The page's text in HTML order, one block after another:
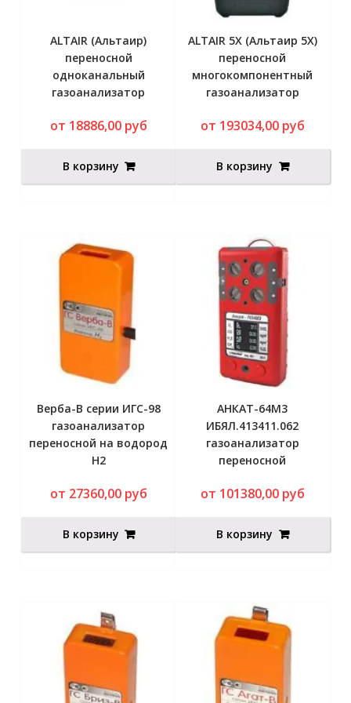
ALTAIR (Альтаир)
переносной
одноканальный
газоанализатор
от 18886,00 руб
В корзину
ALTAIR 5X (Альтаир 5X)
переносной
многокомпонентный
газоанализатор
от 193034,00 руб
В корзину
Верба-В серии ИГС-98
газоанализатор
переносной на водород
H2
от 27360,00 руб
В корзину
АНКАТ-64М3
ИБЯЛ.413411.062
газоанализатор
переносной
от 101380,00 руб
В корзину